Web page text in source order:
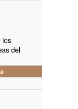
los
del